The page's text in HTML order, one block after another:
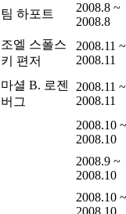
팀 하포트
2008.8 ~
2008.8
조엘 스폴스
키 편저
2008.11 ~
2008.11
마셜 B. 로젠
버그
2008.11 ~
2008.11
2008.10 ~
2008.10
2008.9 ~
2008.10
2008.10 ~
2008.10